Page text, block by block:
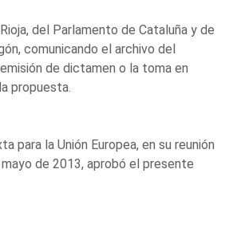
del Parlamento de Cataluña y de
comunicando el archivo del
de dictamen o la toma en
propuesta.
para la Unión Europea, en su reunión
de 2013, aprobó el presente